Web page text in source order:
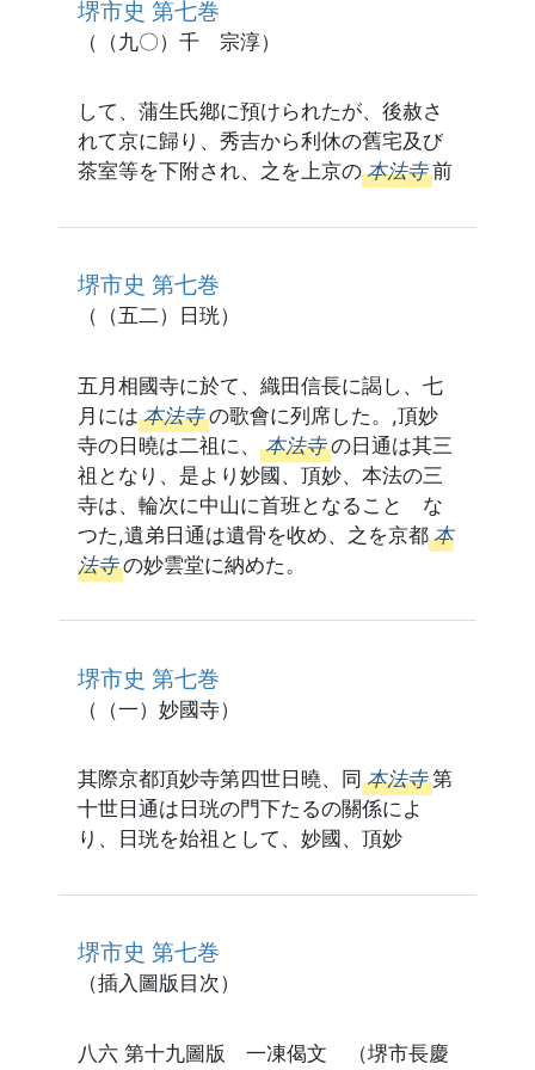
堺市史 第七巻
（（九〇）千 宗淳）
して、蒲生氏鄕に預けられたが、後赦さ
れて京に歸り、秀吉から利休の舊宅及び
茶室等を下附され、之を上京の 本法寺 前
堺市史 第七巻
（（五二）日珖）
五月相國寺に於て、織田信長に謁し、七
月には 本法寺 の歌會に列席した。,頂妙
寺の日曉は二祖に、 本法寺 の日通は其三
祖となり、是より妙國、頂妙、本法の三
寺は、輪次に中山に首班となることゝな
つた,遺弟日通は遺骨を收め、之を京都 本
法寺 の妙雲堂に納めた。
堺市史 第七巻
（（一）妙國寺）
其際京都頂妙寺第四世日曉、同 本法寺 第
十世日通は日珖の門下たるの關係によ
り、日珖を始祖として、妙國、頂妙
堺市史 第七巻
（插入圖版目次）
八六 第十九圖版 一凍偈文 （堺市長慶